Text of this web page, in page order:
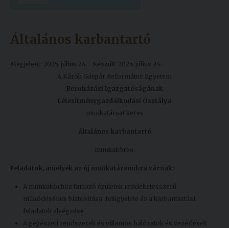
Nemzetközi
Sajtó
Sport
Akadémia
Általános karbantartó
Megjelent: 2025. július 24.
Készült: 2025. július 24.
A Károli Gáspár Református Egyetem
Beruházási Igazgatóságának
Létesítménygazdálkodási Osztálya
munkatársat keres
általános karbantartó
munkakörbe.
Feladatok, amelyek az új munkatársunkra várnak:
A munkakörhöz tartozó épületek rendeltetésszerű
működésének biztosítása, felügyelete és a karbantartási
feladatok elvégzése
A gépészeti rendszerek és villamos hálózatok és vezérlések